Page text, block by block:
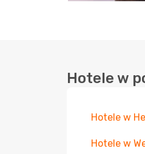
Hotele w
Hotele w
Hotele w